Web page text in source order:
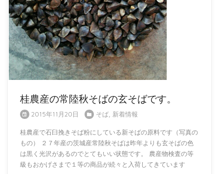
桂農産の常陸秋そばの玄そばです。
2015年11月20日 そば 新着情報
桂農産で石臼挽きそば粉にしている新そばの原料です（写真の
もの） ２７年産の茨城産常陸秋そばは昨年よりも玄そばの色
は黒く光沢があるのでとてもいい状態です。 農産物検査の等
級もおかげさまで１等の商品が続々と入荷してきています